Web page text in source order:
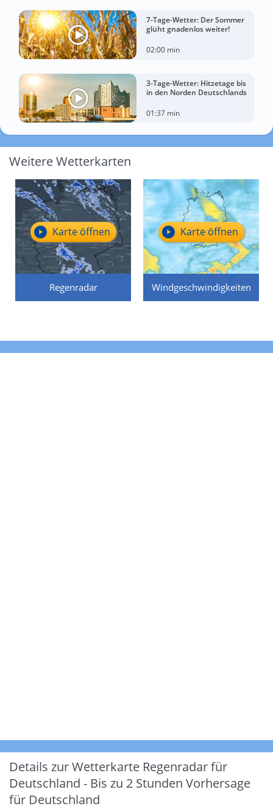
7-Tage-Wetter: Der Sommer
glüht gnadenlos weiter!
02:00 min
3-Tage-Wetter: Hitzetage bis
in den Norden Deutschlands
01:37 min
Weitere Wetterkarten
Regenradar
Karte öffnen
Windgeschwindigkeiten
Karte öffnen
Details zur Wetterkarte Regenradar für
Deutschland - Bis zu 2 Stunden Vorhersage
für Deutschland